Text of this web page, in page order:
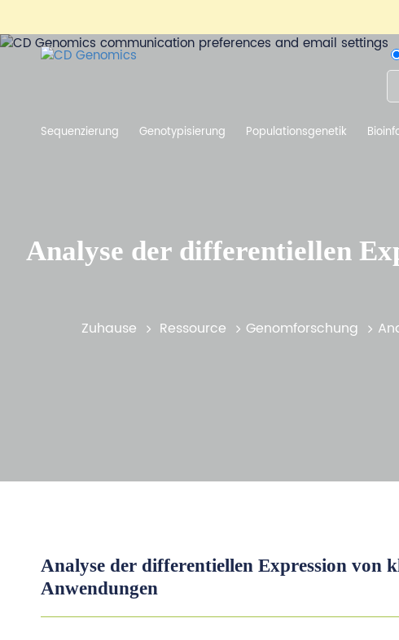
Sequenzierung Genotypisierung Populationsgenetik
Analyse der differentiellen
Zuhause Ressource Genomforschung
Analyse der differentiellen Expression von
Anwendungen